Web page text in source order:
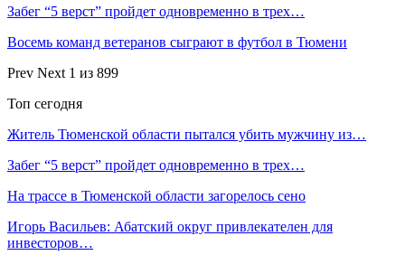
Забег “5 верст” пройдет одновременно в трех…
Восемь команд ветеранов сыграют в футбол в Тюмени
Prev Next 1 из 899
Топ сегодня
Житель Тюменской области пытался убить мужчину из…
Забег “5 верст” пройдет одновременно в трех…
На трассе в Тюменской области загорелось сено
Игорь Васильев: Абатский округ привлекателен для
инвесторов…